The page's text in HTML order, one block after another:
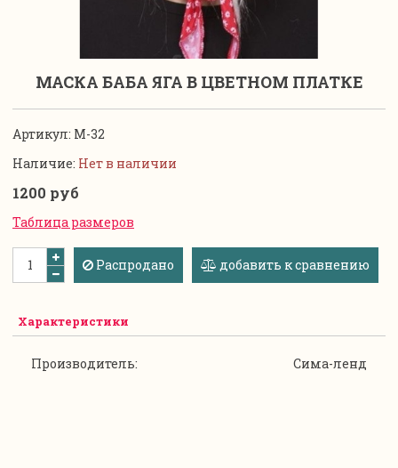
МАСКА БАБА ЯГА В ЦВЕТНОМ ПЛАТКЕ
Артикул: М-32
Наличие: Нет в наличии
1200 руб
Таблица размеров
Распродано добавить к сравнению
Характеристики
Производитель: Сима-ленд